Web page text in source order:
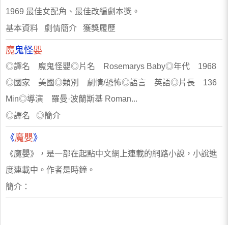
1969 最佳女配角、最佳改編劇本獎。
基本資料 劇情簡介 獲獎履歷
魔鬼怪嬰
◎譯名 魔鬼怪嬰◎片名 Rosemarys Baby◎年代 1968
◎國家 美國◎類別 劇情/恐怖◎語言 英語◎片長 136
Min◎導演 羅曼·波蘭斯基 Roman...
◎譯名 ◎簡介
《魔嬰》
《魔嬰》，是一部在起點中文網上連載的網路小說，小說進
度連載中。作者是時鐘。
簡介：